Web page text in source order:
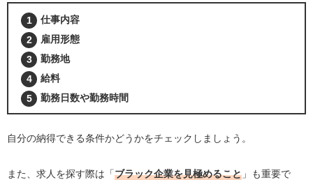
仕事内容
雇用形態
勤務地
給料
勤務日数や勤務時間
自分の納得できる条件かどうかをチェックしましょう。
また、求人を探す際は「ブラック企業を見極めること 」も重要で